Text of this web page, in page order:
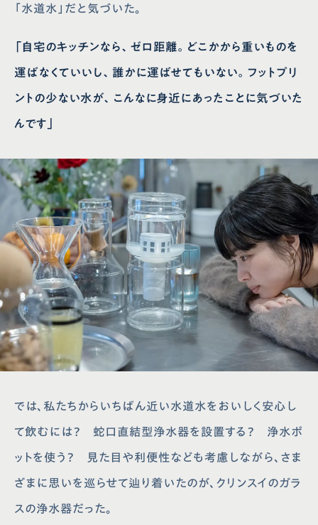
「水道水」だと気づいた。
「自宅のキッチンなら、ゼロ距離。どこかから重いものを
運ばなくていいし、誰かに運ばせてもいない。フットプリ
ントの少ない水が、こんなに身近にあったことに気づいた
んです」
では、私たちからいちばん近い水道水をおいしく安心し
て飲むには？ 蛇口直結型浄水器を設置する？ 浄水ポ
ットを使う？ 見た目や利便性なども考慮しながら、さま
ざまに思いを巡らせて辿り着いたのが、クリンスイのガラ
スの浄水器だった。